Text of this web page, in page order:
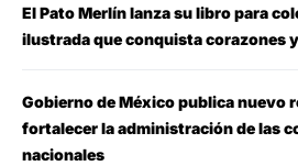
El Pato Merlín lanza su libro para
ilustrada que conquista corazones
Gobierno de México publica nuevo
fortalecer la administración de las
nacionales